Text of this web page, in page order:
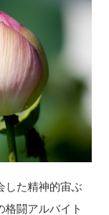
した精神的宙ぶ
闘アルバイト